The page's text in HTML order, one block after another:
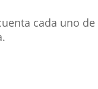
cada uno